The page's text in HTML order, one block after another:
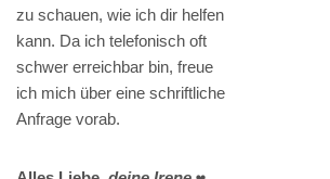
zu schauen, wie ich dir helfen
kann. Da ich telefonisch oft
schwer erreichbar bin, freue
ich mich über eine schriftliche
Anfrage vorab.